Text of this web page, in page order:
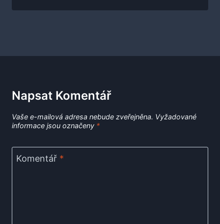
Napsat Komentář
Vaše e-mailová adresa nebude zveřejněna. Vyžadované
informace jsou označeny *
Komentář *